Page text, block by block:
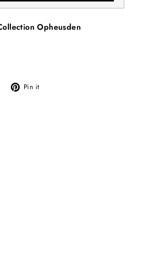
Opheusden
Tweet Pin it